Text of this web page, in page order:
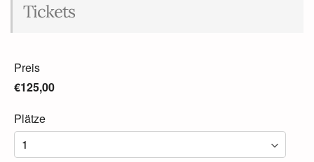
Tickets
Preis
€125,00
Plätze